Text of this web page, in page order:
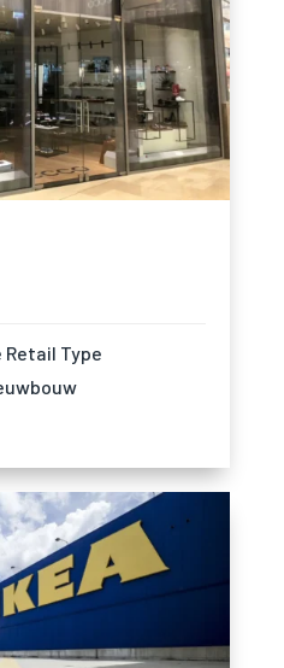
Type
de website
wordt
gebruikt.
Ervaring
Om onze
website zo
weigert, zal
een deel van
de
verdwijnen.
Marketing
Door jouw
interesses en
terwijl je onze site